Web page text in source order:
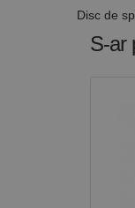
Disc de
S-ar